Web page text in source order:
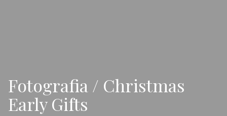
Fotografia / Christmas
Early Gifts